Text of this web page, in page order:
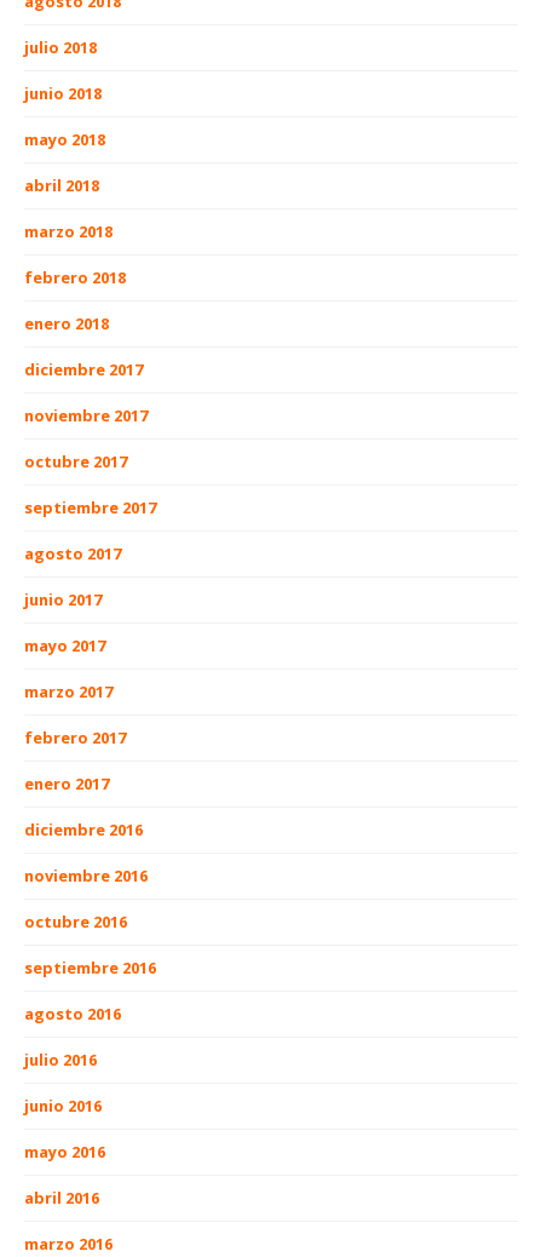
julio 2018
junio 2018
mayo 2018
abril 2018
marzo 2018
febrero 2018
enero 2018
diciembre 2017
noviembre 2017
octubre 2017
septiembre 2017
agosto 2017
junio 2017
mayo 2017
marzo 2017
febrero 2017
enero 2017
diciembre 2016
noviembre 2016
octubre 2016
septiembre 2016
agosto 2016
julio 2016
junio 2016
mayo 2016
abril 2016
marzo 2016